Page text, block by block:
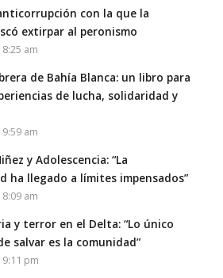
con la que la
extirpar al peronismo
am
de Bahía Blanca: un libro para
de lucha, solidaridad y
am
y Adolescencia: “La
ha llegado a límites impensados”
am
y terror en el Delta: “Lo único
salvar es la comunidad”
pm